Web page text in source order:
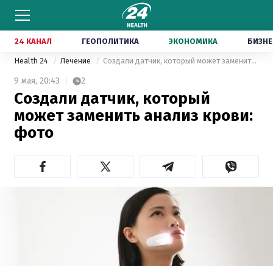
24 КАНАЛ ГЕОПОЛИТИКА ЭКОНОМИКА
Health 24 Лечение Создали датчик, который может заменить анализ крови: фото
9 мая, 20:43 2
Создали датчик, который
может заменить анализ крови:
фото